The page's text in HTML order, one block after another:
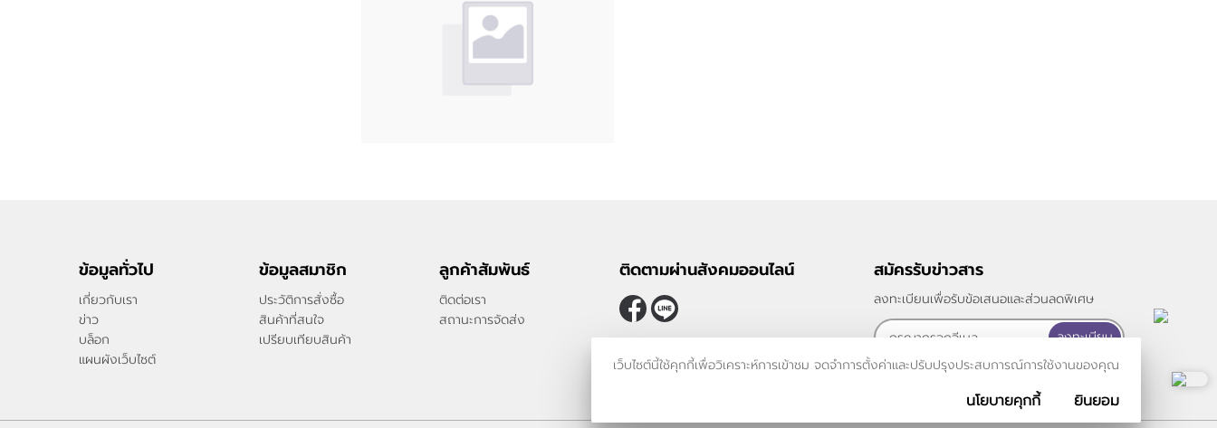
ข้อมูลทั่วไป
เกี่ยวกับเรา
ข่าว
บล็อก
แผนผังเว็บไซต์
ข้อมูลสมาชิก
ประวัติการสั่งซื้อ
สินค้าที่สนใจ
เปรียบเทียบสินค้า
ลูกค้าสัมพันธ์
ติดต่อเรา
สถานะการจัดส่ง
ติดตามผ่านสังคมออนไลน์ สมัครรับข่าวสาร
ลงทะเบียนเพื่อรับข้อเสนอและส่วนลดพิเศษ
ลงทะเบียน
เว็บไซต์นี้ใช้คุกกี้เพื่อวิเคราะห์การเข้าชม จดจำการตั้งค่าและปรับปรุงประสบการณ์การใช้งานของคุณ
นโยบายคุกกี้ ยินยอม